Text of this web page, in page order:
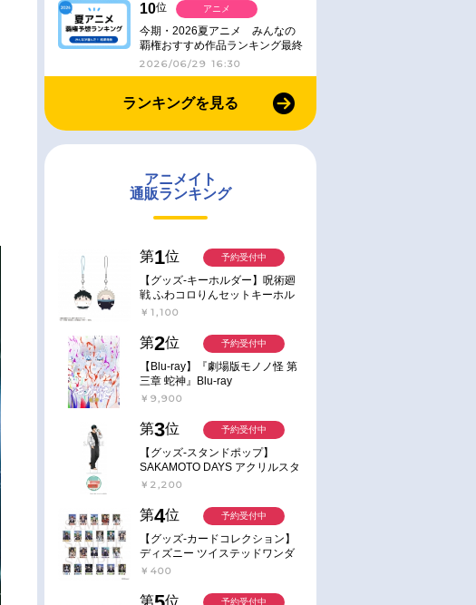
10位
今期・2026夏アニメ みんなの
覇権おすすめ作品ランキング最終
結果発表！
2026/06/29 16:30
アニメ
ランキングを見る
アニメイト
通販ランキング
第1位
【グッズ-キーホルダー】呪術廻
戦 ふわコロりんセットキーホル
ダー【アニメイト特典付】
￥1,100
予約受付中
第2位
【Blu-ray】『劇場版モノノ怪 第
三章 蛇神』Blu-ray
￥9,900
予約受付中
第3位
【グッズ-スタンドポップ】
SAKAMOTO DAYS アクリルスタ
ンド～Sunny Afternoon～ 4.南雲
￥2,200
予約受付中
第4位
【グッズ-カードコレクション】
ディズニー ツイステッドワンダ
ーランド ランダムカードコレク
￥400
予約受付中
第 位 予約受付中